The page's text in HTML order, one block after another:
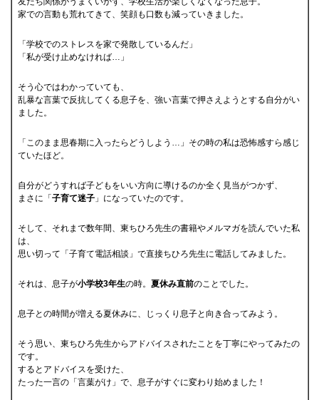
家での言動も荒れてきて、笑顔も口数も減っていきました。
「学校でのストレスを家で発散しているんだ」
「私が受け止めなければ…」
そう心ではわかっていても、
乱暴な言葉で反抗してくる息子を、強い言葉で押さえようとする自分がい
ました。
「このまま思春期に入ったらどうしよう…」その時の私は恐怖感すら感じ
ていたほど。
自分がどうすれば子どもをいい方向に導けるのか全く見当がつかず、
まさに「 子育て迷子 」になっていたのです。
そして、それまで数年間、東ちひろ先生の書籍やメルマガを読んでいた私
は、
思い切って「子育て電話相談」で直接ちひろ先生に電話してみました。
それは、息子が小学校3年生の時。 夏休み直前のことでした。
息子との時間が増える夏休みに、じっくり息子と向き合ってみよう。
そう思い、東ちひろ先生からアドバイスされたことを丁寧にやってみたの
です。
するとアドバイスを受けた、
たった一言の「言葉がけ」で、息子がすぐに変わり始めました！